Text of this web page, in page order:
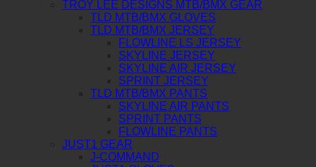
TROY LEE DESIGNS MTB/BMX GEAR
TLD MTB/BMX GLOVES
TLD MTB/BMX JERSEY
FLOWLINE LS JERSEY
SKYLINE JERSEY
SKYLINE AIR JERSEY
SPRINT JERSEY
TLD MTB/BMX PANTS
SKYLINE AIR PANTS
SPRINT PANTS
FLOWLINE PANTS
JUST1 GEAR
J-COMMAND